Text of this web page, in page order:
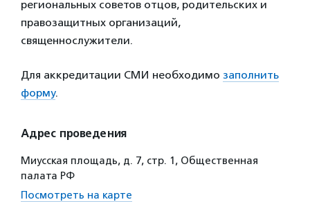
региональных советов отцов, родительских и
правозащитных организаций,
священнослужители.
Для аккредитации СМИ необходимо заполнить
форму.
Адрес проведения
Миусская площадь, д. 7, стр. 1, Общественная
палата РФ
Посмотреть на карте